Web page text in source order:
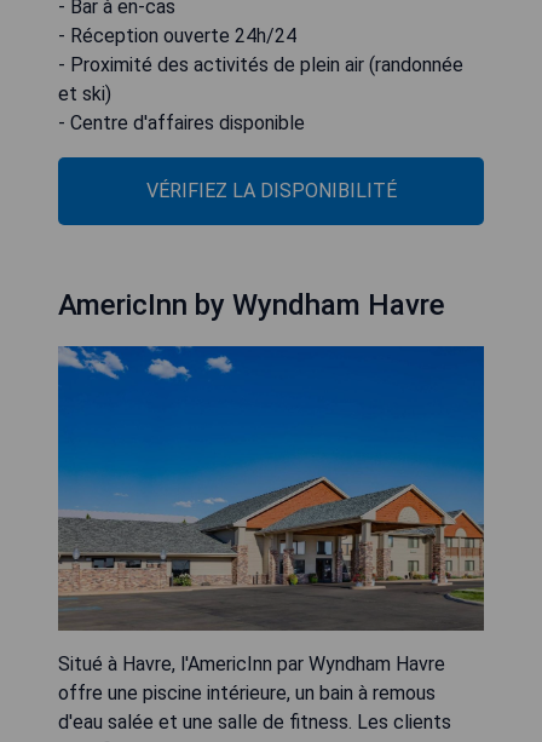
- Bar à en-cas
- Réception ouverte 24h/24
- Proximité des activités de plein air (randonnée
et ski)
- Centre d'affaires disponible
VÉRIFIEZ LA DISPONIBILITÉ
AmericInn by Wyndham Havre
Situé à Havre, l'AmericInn par Wyndham Havre
offre une piscine intérieure, un bain à remous
d'eau salée et une salle de fitness. Les clients